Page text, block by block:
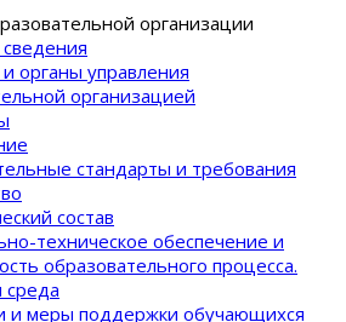
организации
органы управления
организацией
стандарты и требования
состав
техническое обеспечение и
образовательного процеcса.
среда
и меры поддержки обучающихся